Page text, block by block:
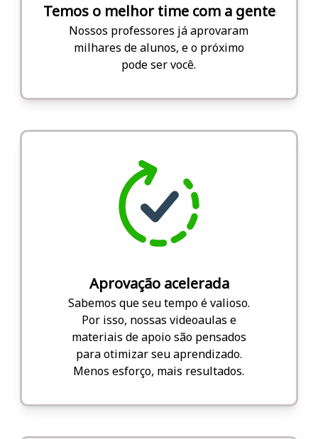
Temos o melhor time com a gente
Nossos professores já aprovaram
milhares de alunos, e o próximo
pode ser você.
Aprovação acelerada
Sabemos que seu tempo é valioso.
Por isso, nossas videoaulas e
materiais de apoio são pensados
para otimizar seu aprendizado.
Menos esforço, mais resultados.